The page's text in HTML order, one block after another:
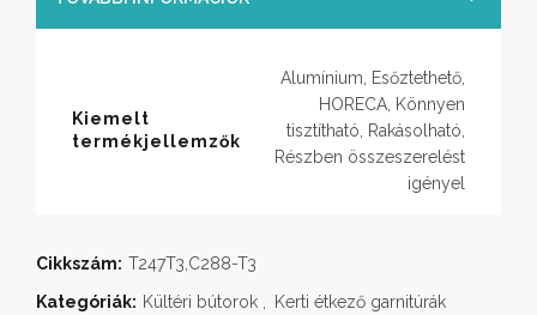
Kiemelt
termékjellemzők
Alumínium, Esőztethető,
HORECA, Könnyen
tisztítható, Rakásolható,
Részben összeszerelést
igényel
Cikkszám: T247T3,C288-T3
Kategóriák: Kültéri bútorok , Kerti étkező garnitúrák